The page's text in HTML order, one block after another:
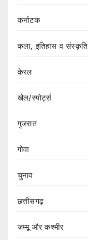
कर्नाटक
कला, इतिहास व संस्कृति
केरल
खेल/स्पोर्ट्स
गुजरात
गोवा
चुनाव
छत्तीसगढ़
जम्मू और कश्मीर